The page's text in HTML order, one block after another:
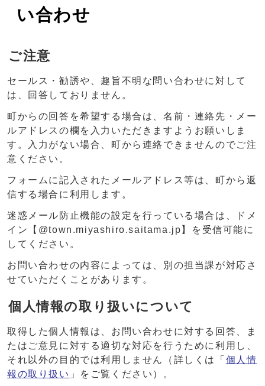
い合わせ
ご注意
セールス・勧誘や、趣旨不明な問い合わせに対して
は、回答しておりません。
町からの回答を希望する場合は、名前・連絡先・メー
ルアドレスの欄を入力いただきますようお願いしま
す。入力がない場合、町から連絡できませんのでご注
意ください。
フォームに記入されたメールアドレス等は、町から返
信する場合に利用します。
迷惑メール防止機能の設定を行っている場合は、ドメ
イン【@town.miyashiro.saitama.jp】を受信可能に
してください。
お問い合わせの内容によっては、別の担当課が対応さ
せていただくことがあります。
個人情報の取り扱いについて
取得した個人情報は、お問い合わせに対する回答、ま
たはご意見に対する適切な対応を行うために利用し、
それ以外の目的では利用しません（詳しくは「 個人情
報の取り扱い 」をご覧ください）。